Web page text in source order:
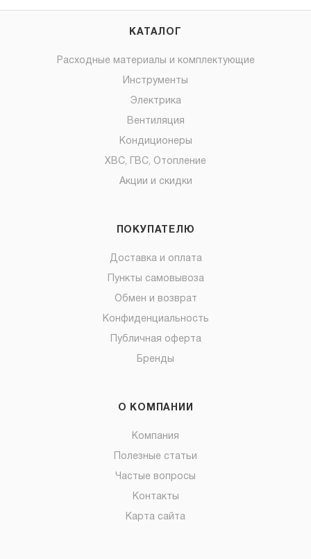
КАТАЛОГ
Расходные материалы и комплектующие
Инструменты
Электрика
Вентиляция
Кондиционеры
ХВС, ГВС, Отопление
Акции и скидки
ПОКУПАТЕЛЮ
Доставка и оплата
Пункты самовывоза
Обмен и возврат
Конфиденциальность
Публичная оферта
Бренды
О КОМПАНИИ
Компания
Полезные статьи
Частые вопросы
Контакты
Карта сайта